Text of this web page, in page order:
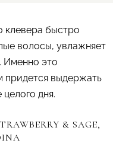
клевера быстро
волосы, увлажняет
Именно это
придется выдержать
дня.
& SAGE,